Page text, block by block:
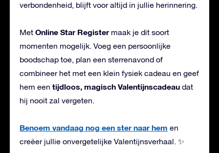
verbondenheid, blijft voor altijd in jullie herinnering.
Met Online Star Registermaak je dit soort
momenten mogelijk. Voeg een persoonlijke
boodschap toe, plan een sterrenavond of
combineer het met een klein fysiek cadeau en geef
hem een tijdloos, magisch Valentijnscadeau dat
hij nooit zal vergeten.
Benoem vandaag nog een ster naar hem en
creëer jullie onvergetelijke Valentijnsverhaal. ✨